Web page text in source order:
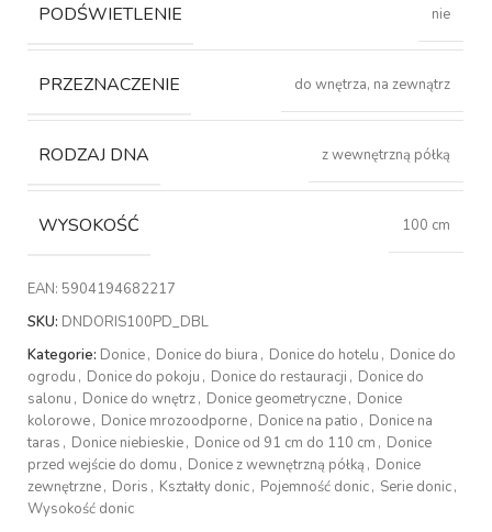
PODŚWIETLENIE nie
PRZEZNACZENIE do wnętrza, na zewnątrz
RODZAJ DNA z wewnętrzną półką
WYSOKOŚĆ 100 cm
EAN: 5904194682217
SKU: DNDORIS100PD_DBL
Kategorie: Donice, Donice do biura , Donice do hotelu , Donice do
ogrodu , Donice do pokoju , Donice do restauracji , Donice do
salonu , Donice do wnętrz, Donice geometryczne, Donice
kolorowe, Donice mrozoodporne, Donice na patio , Donice na
taras , Donice niebieskie, Donice od 91 cm do 110 cm , Donice
przed wejście do domu , Donice z wewnętrzną półką , Donice
zewnętrzne, Doris , Kształty donic, Pojemność donic, Serie donic,
Wysokość donic